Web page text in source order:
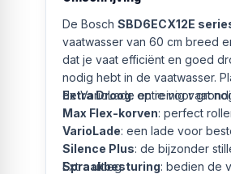
De Bosch SBD6ECX12E
vaatwasser van 60 cm breed
dat je vaat efficiënt en goed
nodig hebt in de vaatwasser.
de VarioLade en reinig vaat
Extra Droog: optie voor
Max Flex-korven: perfect
VarioLade: een lade voor
Silence Plus: de bijzonder
Spraakbesturing: bedien de
Extra uitleg